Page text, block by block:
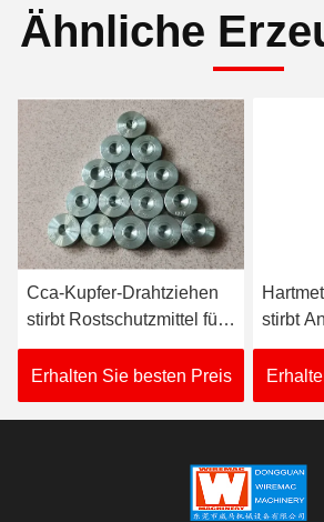
Ähnliche
Cca-Kupfer-Drahtziehen
stirbt Rostschutzmittel für
Drahtziehen-Maschine
Erhalten Sie besten Preis
stirbt